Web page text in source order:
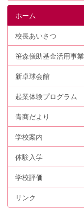
ホーム
校長あいさつ
笹森儀助基金活用事業
新卓球会館
起業体験プログラム
青商だより
学校案内
体験入学
学校評価
リンク